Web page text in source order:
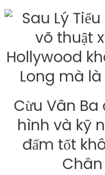
Cừu Vân Ba
hình và kỹ
đấm tốt